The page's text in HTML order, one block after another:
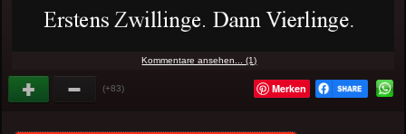
Kommentare ansehen... (1)
(+83) Merken